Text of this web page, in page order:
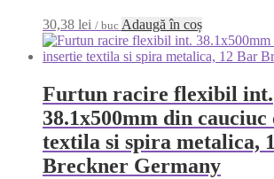
30,38 lei / buc Adaugă în coș
Furtun racire flexibil int.
38.1x500mm din
textila si spira metalica,
Breckner Germany